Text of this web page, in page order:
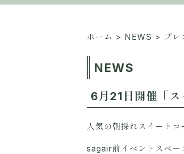
ホーム > NEWS > プレ
NEWS
6月21日開催「
人気の朝採れスイート
sagair前イベントスペー